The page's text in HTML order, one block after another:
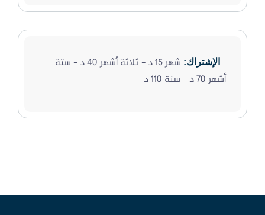
الإشتراك:
شهر 15 د - ثلاثة أشهر 40 د - ستة
أشهر 70 د - سنة 110 د